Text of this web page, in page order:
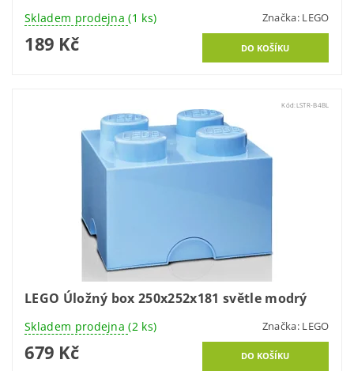
Skladem prodejna(1 ks) Značka: LEGO
189 Kč
Kód: LSTR-B4BL
LEGO Úložný box 250x252x181 světle modrý
Skladem prodejna(2 ks) Značka: LEGO
679 Kč